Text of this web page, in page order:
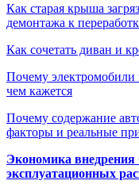
Как старая крыша
демонтажа к
Как сочетать диван и
Почему электромобили
чем кажется
Почему содержание
факторы и реальные
Экономика
эксплуатационных